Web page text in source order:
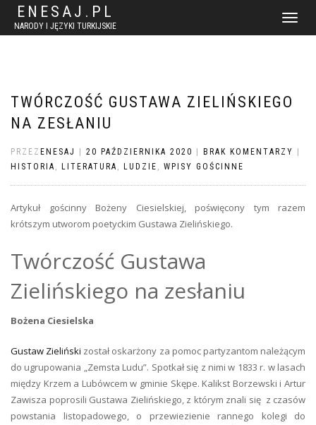
ENESAJ.PL
NARODY I JĘZYKI TURKIJSKIE
WŁĄCZ
TWÓRCZOŚĆ GUSTAWA ZIELIŃSKIEGO
NA ZESŁANIU
PRZEZ ENESAJ 20 PAŹDZIERNIKA 2020 BRAK KOMENTARZY
HISTORIA , LITERATURA , LUDZIE , WPISY GOŚCINNE
Artykuł gościnny Bożeny Ciesielskiej, poświęcony tym razem
krótszym utworom poetyckim Gustawa Zielińskiego.
Twórczość Gustawa
Zielińskiego na zesłaniu
Bożena Ciesielska
Gustaw Zieliński został oskarżony za pomoc partyzantom należącym
do ugrupowania „Zemsta Ludu”. Spotkał się z nimi w 1833 r. w lasach
między Krzem a Lubówcem w gminie Skępe. Kalikst Borzewski i Artur
Zawisza poprosili Gustawa Zielińskiego, z którym znali się z czasów
powstania listopadowego, o przewiezienie rannego kolegi do